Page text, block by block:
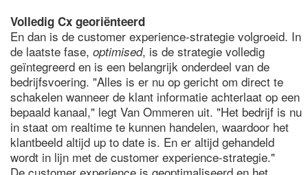
Volledig Cx georiënteerd
En dan is de customer experience-strategie volgroeid. In
de laatste fase, optimised, is de strategie volledig
geïntegreerd en is een belangrijk onderdeel van de
bedrijfsvoering. "Alles is er nu op gericht om direct te
schakelen wanneer de klant informatie achterlaat op een
bepaald kanaal," legt Van Ommeren uit. "Het bedrijf is nu
in staat om realtime te kunnen handelen, waardoor het
klantbeeld altijd up to date is. En er altijd gehandeld
wordt in lijn met de customer experience-strategie."